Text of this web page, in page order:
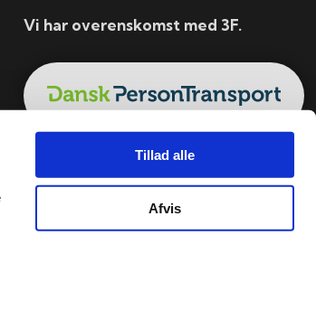
Tillad alle
Afvis
Vi har overenskomst med 3F.